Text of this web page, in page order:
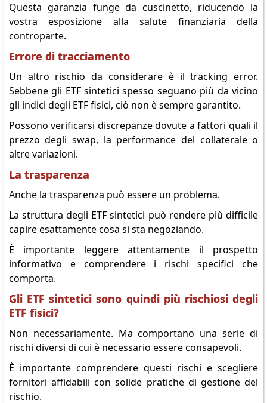
Questa garanzia funge da cuscinetto, riducendo la
vostra esposizione alla salute finanziaria della
controparte.
Errore di tracciamento
Un altro rischio da considerare è il tracking error.
Sebbene gli ETF sintetici spesso seguano più da vicino
gli indici degli ETF fisici, ciò non è sempre garantito.
Possono verificarsi discrepanze dovute a fattori quali il
prezzo degli swap, la performance del collaterale o
altre variazioni.
La trasparenza
Anche la trasparenza può essere un problema.
La struttura degli ETF sintetici può rendere più difficile
capire esattamente cosa si sta negoziando.
È importante leggere attentamente il prospetto
informativo e comprendere i rischi specifici che
comporta.
Gli ETF sintetici sono quindi più rischiosi degli
ETF fisici?
Non necessariamente. Ma comportano una serie di
rischi diversi di cui è necessario essere consapevoli.
È importante comprendere questi rischi e scegliere
fornitori affidabili con solide pratiche di gestione del
rischio.